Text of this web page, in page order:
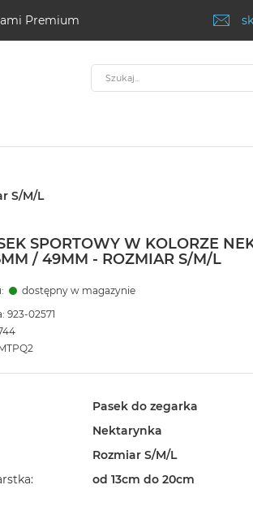
Premium
Szukaj
S/M/L
SPORTOWY W KOLORZE
/ 49MM - ROZMIAR S/M/L
dostępny w magazynie
923-02571
Pasek do zegarka
Nektarynka
Rozmiar S/M/L
od 13cm do 20cm